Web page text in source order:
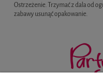
Ostrzeżenie. Trzymać z dala od
zabawy usunąć opakowanie.